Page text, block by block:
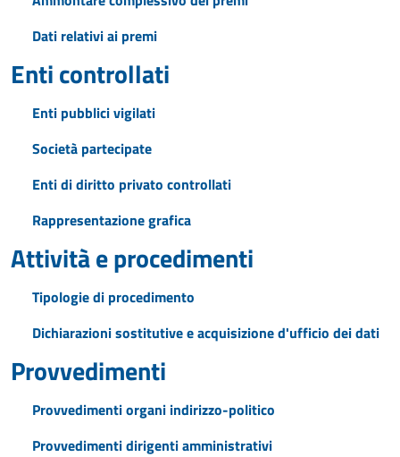
Dati relativi ai premi
Enti controllati
Enti pubblici vigilati
Società partecipate
Enti di diritto privato controllati
Rappresentazione grafica
Attività e procedimenti
Tipologie di procedimento
Dichiarazioni sostitutive e acquisizione d'ufficio dei dati
Provvedimenti
Provvedimenti organi indirizzo-politico
Provvedimenti dirigenti amministrativi